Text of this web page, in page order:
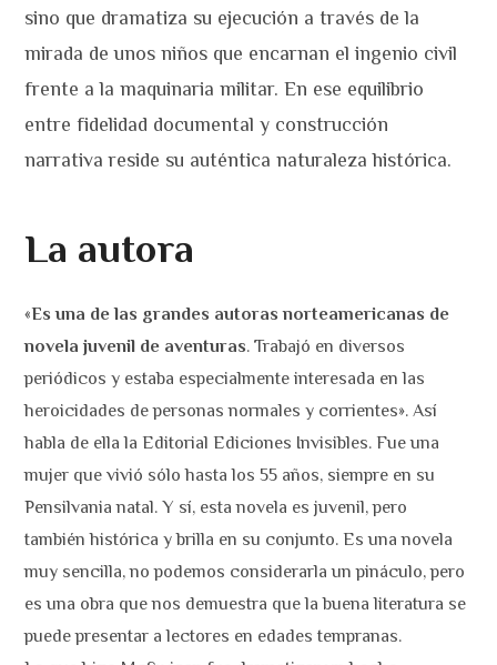
sino que dramatiza su ejecución a través de la
mirada de unos niños que encarnan el ingenio civil
frente a la maquinaria militar. En ese equilibrio
entre fidelidad documental y construcción
narrativa reside su auténtica naturaleza histórica.
La autora
«Es una de las grandes autoras norteamericanas de
novela juvenil de aventuras. Trabajó en diversos
periódicos y estaba especialmente interesada en las
heroicidades de personas normales y corrientes». Así
habla de ella la Editorial Ediciones Invisibles. Fue una
mujer que vivió sólo hasta los 55 años, siempre en su
Pensilvania natal. Y sí, esta novela es juvenil, pero
también histórica y brilla en su conjunto. Es una novela
muy sencilla, no podemos considerarla un pináculo, pero
es una obra que nos demuestra que la buena literatura se
puede presentar a lectores en edades tempranas.